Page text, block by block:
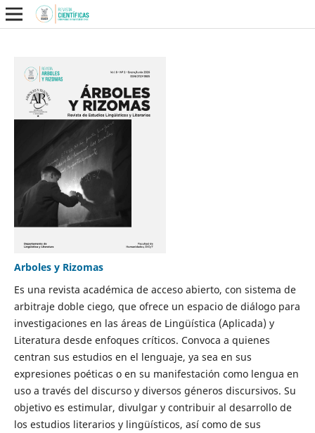
Arboles y Rizomas
Es una revista académica de acceso abierto, con sistema de
arbitraje doble ciego, que ofrece un espacio de diálogo para
investigaciones en las áreas de Lingüística (Aplicada) y
Literatura desde enfoques críticos. Convoca a quienes
centran sus estudios en el lenguaje, ya sea en sus
expresiones poéticas o en su manifestación como lengua en
uso a través del discurso y diversos géneros discursivos. Su
objetivo es estimular, divulgar y contribuir al desarrollo de
los estudios literarios y lingüísticos, así como de sus